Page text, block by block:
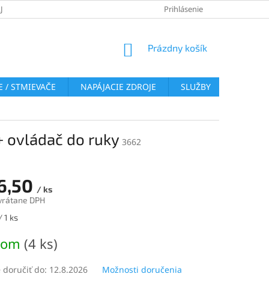
VRÁTENIE TOVARU
Prihlásenie
NÁKUPNÝ
Prázdny košík
/ STMIEVAČE NAPÁJACIE ZDROJE SLUŽBY
ovládač do ruky 3662
/ ks
DPH
1 ks
(4 ks)
doručiť do: 12.8.2026 Možnosti doručenia